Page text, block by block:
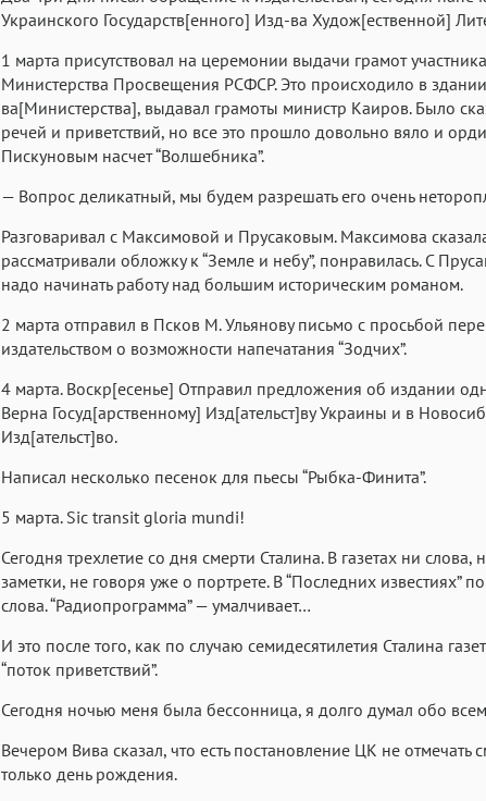
Украинского Государств[енного] Изд-ва Худож[ественной]
1 марта присутствовал на церемонии выдачи грамот
Министерства Просвещения РСФСР. Это происходило в
ва[Министерства], выдавал грамоты министр Каиров. Было
речей и приветствий, но все это прошло довольно вяло и
Пискуновым насчет “Волшебника”.
— Вопрос деликатный, мы будем разрешать его очень
Разговаривал с Максимовой и Прусаковым. Максимова
рассматривали обложку к “Земле и небу”, понравилась. С
надо начинать работу над большим историческим романом.
2 марта отправил в Псков М. Ульянову письмо с просьбой
издательством о возможности напечатания “Зодчих”.
4 марта. Воскр[есенье] Отправил предложения об издании
Верна Госуд[арственному] Изд[ательст]ву Украины и в
Изд[ательст]во.
Написал несколько песенок для пьесы “Рыбка-Финита”.
5 марта. Sic transit gloria mundi!
Сегодня трехлетие со дня смерти Сталина. В газетах ни слова,
заметки, не говоря уже о портрете. В “Последних известиях”
слова. “Радиопрограмма” — умалчивает…
И это после того, как по случаю семидесятилетия Сталина
“поток приветствий”.
Сегодня ночью меня была бессонница, я долго думал обо
Вечером Вива сказал, что есть постановление ЦК не отмечать
только день рождения.